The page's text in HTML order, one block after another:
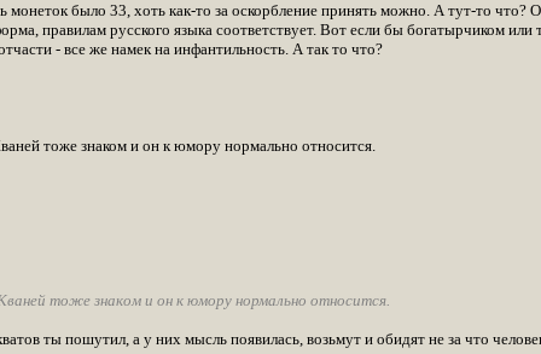
было 33, хоть как-то за оскорбление принять можно. А тут-то что?
правилам русского языка соответствует. Вот если бы богатырчиком
- все же намек на инфантильность. А так то что?
тоже знаком и он к юмору нормально относится.
тоже знаком и он к юмору нормально относится.
ты пошутил, а у них мысль появилась, возьмут и обидят не за что